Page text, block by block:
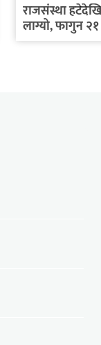
राजसंस्था
लाग्यो, फागुन